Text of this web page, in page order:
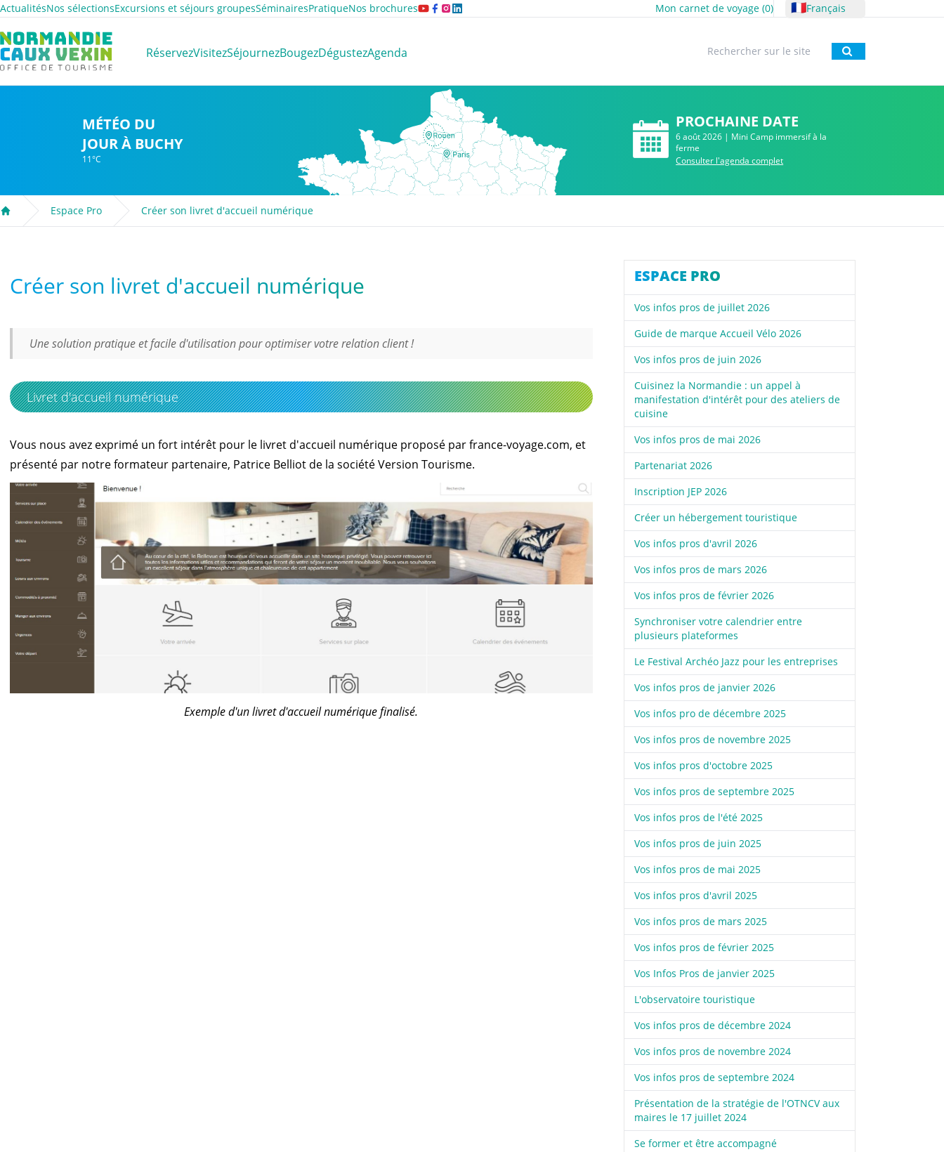
ActualitésNos sélectionsExcursions et séjours groupesSéminairesPratiqueNos brochures Mon carnet de voyage (0) 🇫🇷Français
Normandie Caux Vexin
RéservezVisitezSéjournezBougezDégustezAgenda Rechercher
MÉTÉO DU
JOUR À BUCHY
11°C
PROCHAINE DATE
6 août 2026 | Mini Camp immersif à la
ferme
Consulter l'agenda complet
Accueil
Espace Pro Créer son livret d'accueil numérique
Créer son livret d'accueil numérique
Une solution pratique et facile d'utilisation pour optimiser votre relation client !
Livret d'accueil numérique
Vous nous avez exprimé un fort intérêt pour le livret d'accueil numérique proposé par france-voyage.com, et
présenté par notre formateur partenaire, Patrice Belliot de la société Version Tourisme.
Exempled'un livret d'accueil numériquefinalisé.
ESPACE PRO
Vos infos pros de juillet 2026
Guide de marque Accueil Vélo 2026
Vos infos pros de juin 2026
Cuisinez la Normandie : un appel à
manifestation d'intérêt pour des ateliers de
cuisine
Vos infos pros de mai 2026
Partenariat 2026
Inscription JEP 2026
Créer un hébergement touristique
Vos infos pros d'avril 2026
Vos infos pros de mars 2026
Vos infos pros de février 2026
Synchroniser votre calendrier entre
plusieurs plateformes
Le Festival Archéo Jazz pour les entreprises
Vos infos pros de janvier 2026
Vos infos pro de décembre 2025
Vos infos pros de novembre 2025
Vos infos pros d'octobre 2025
Vos infos pros de septembre 2025
Vos infos pros de l'été 2025
Vos infos pros de juin 2025
Vos infos pros de mai 2025
Vos infos pros d'avril 2025
Vos infos pros de mars 2025
Vos infos pros de février 2025
Vos Infos Pros de janvier 2025
L'observatoire touristique
Vos infos pros de décembre 2024
Vos infos pros de novembre 2024
Vos infos pros de septembre 2024
Présentation de la stratégie de l'OTNCV aux
maires le 17 juillet 2024
Se former et être accompagné